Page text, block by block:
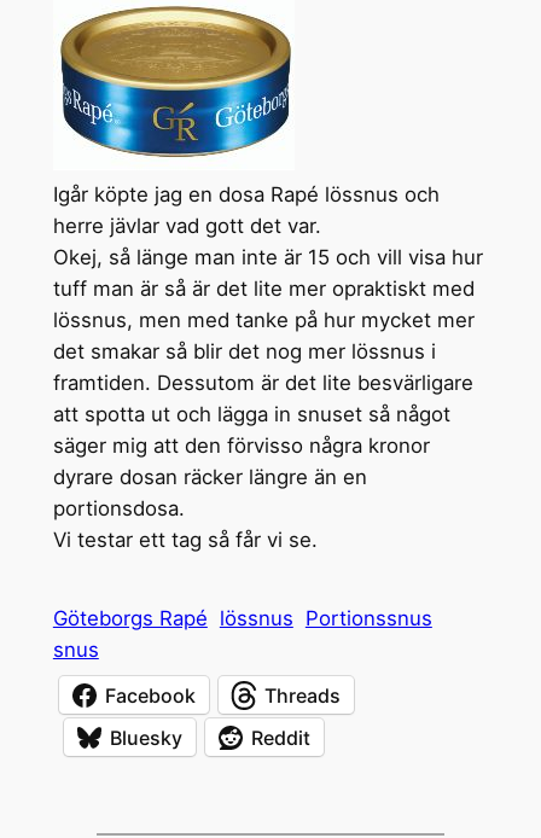
Igår köpte jag en dosa Rapé lössnus och
herre jävlar vad gott det var.
Okej, så länge man inte är 15 och vill visa hur
tuff man är så är det lite mer opraktiskt med
lössnus, men med tanke på hur mycket mer
det smakar så blir det nog mer lössnus i
framtiden. Dessutom är det lite besvärligare
att spotta ut och lägga in snuset så något
säger mig att den förvisso några kronor
dyrare dosan räcker längre än en
portionsdosa.
Vi testar ett tag så får vi se.
Göteborgs Rapé lössnus Portionssnus
snus
Facebook
Threads
Bluesky
Reddit